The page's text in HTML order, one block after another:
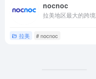
nocnoc
拉美 # nocnoc